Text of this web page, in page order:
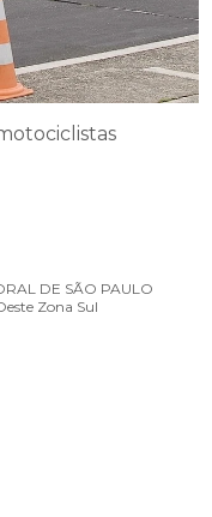
DE SÃO PAULO
Zona Sul